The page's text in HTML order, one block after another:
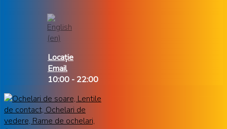
Locație
Email
10:00 - 22:00